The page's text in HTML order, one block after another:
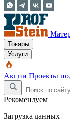
Товары
Услуги
Акции Проекты
Рекомендуем
Загрузка данных